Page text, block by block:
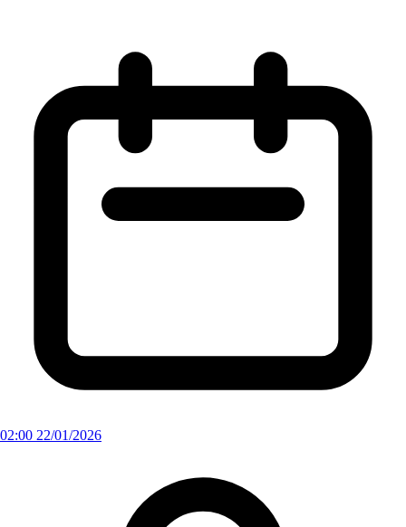
02:00 22/01/2026